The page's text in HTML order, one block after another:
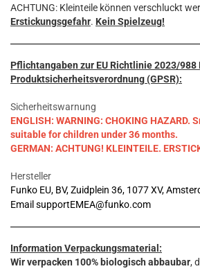
ACHTUNG: Kleinteile können verschluckt
Erstickungsgefahr. Kein Spielzeug!
Pflichtangaben zur EU Richtlinie 2023/988
Produktsicherheitsverordnung (GPSR):
Sicherheitswarnung
ENGLISH: WARNING: CHOKING HAZARD.
suitable for children under 36 months.
GERMAN: ACHTUNG! KLEINTEILE.
Hersteller
Funko EU, BV, Zuidplein 36, 1077 XV,
Email supportEMEA@funko.com
Information Verpackungsmaterial:
Wir verpacken 100% biologisch abbaubar,